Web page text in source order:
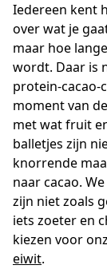
Iedereen kent
over wat je
maar hoe
wordt. Daar is
protein-cacao-
moment van
met wat fruit
balletjes zijn
knorrende
naar cacao.
zijn niet zoals
iets zoeter en
kiezen voor
eiwit.